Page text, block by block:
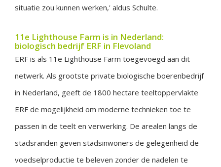
situatie zou kunnen werken,' aldus Schulte.
11e Lighthouse Farm is in Nederland:
biologisch bedrijf ERF in Flevoland
ERF is als 11e Lighthouse Farm toegevoegd aan dit
netwerk. Als grootste private biologische boerenbedrijf
in Nederland, geeft de 1800 hectare teeltoppervlakte
ERF de mogelijkheid om moderne technieken toe te
passen in de teelt en verwerking. De arealen langs de
stadsranden geven stadsinwoners de gelegenheid de
voedselproductie te beleven zonder de nadelen te